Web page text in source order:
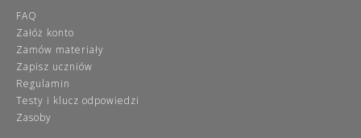
FAQ
Załóż konto
Zamów materiały
Zapisz uczniów
Regulamin
Testy i klucz odpowiedzi
Zasoby